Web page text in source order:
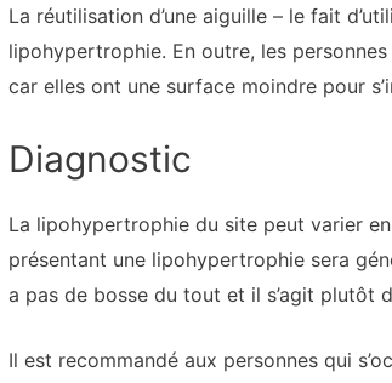
La réutilisation d’une aiguille – le fait
lipohypertrophie. En outre, les
car elles ont une surface moindre pour
Diagnostic
La lipohypertrophie du site peut varier
présentant une lipohypertrophie sera
a pas de bosse du tout et il s’agit plutôt
Il est recommandé aux personnes qui